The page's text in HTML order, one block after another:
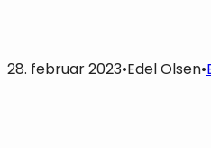
28. februar 2023•Edel Olsen•